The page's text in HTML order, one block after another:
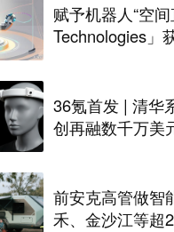
赋予机器人“空
Technologies」
36氪首发 | 清华
创再融数千万美
前安克高管做智
禾、金沙江等超